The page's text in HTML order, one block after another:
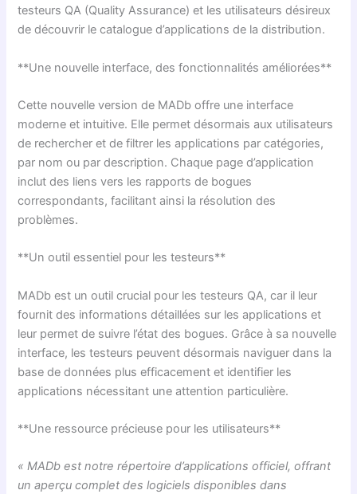
testeurs QA (Quality Assurance) et les utilisateurs désireux
de découvrir le catalogue d’applications de la distribution.
**Une nouvelle interface, des fonctionnalités améliorées**
Cette nouvelle version de MADb offre une interface
moderne et intuitive. Elle permet désormais aux utilisateurs
de rechercher et de filtrer les applications par catégories,
par nom ou par description. Chaque page d’application
inclut des liens vers les rapports de bogues
correspondants, facilitant ainsi la résolution des
problèmes.
**Un outil essentiel pour les testeurs**
MADb est un outil crucial pour les testeurs QA, car il leur
fournit des informations détaillées sur les applications et
leur permet de suivre l’état des bogues. Grâce à sa nouvelle
interface, les testeurs peuvent désormais naviguer dans la
base de données plus efficacement et identifier les
applications nécessitant une attention particulière.
**Une ressource précieuse pour les utilisateurs**
« MADb est notre répertoire d’applications officiel, offrant
un aperçu complet des logiciels disponibles dans